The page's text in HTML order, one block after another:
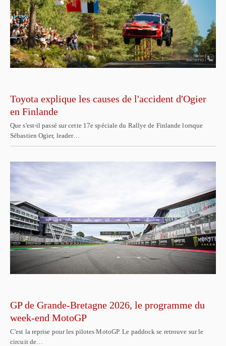
Toyota explique les causes de l'accident d'Ogier
en Finlande
Que s'est-il passé sur cette 17e spéciale du Rallye de Finlande lorsque
Sébastien Ogier, leader…
GP de Grande-Bretagne 2026, le programme du
week-end MotoGP
C'est la reprise pour les pilotes MotoGP. Le paddock se retrouve sur le
circuit de…